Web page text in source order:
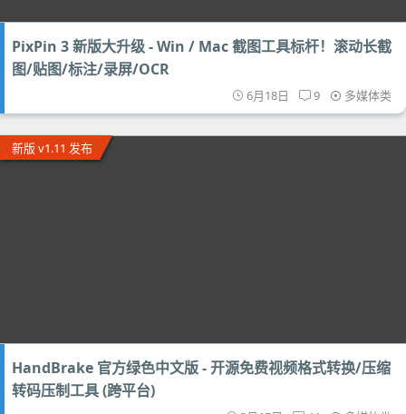
PixPin 3 新版大升级 - Win / Mac 截图工具标杆！滚动长截
图/贴图/标注/录屏/OCR
6月18日 9 多媒体类
新版 v1.11 发布
HandBrake 官方绿色中文版 - 开源免费视频格式转换/压缩
转码压制工具 (跨平台)